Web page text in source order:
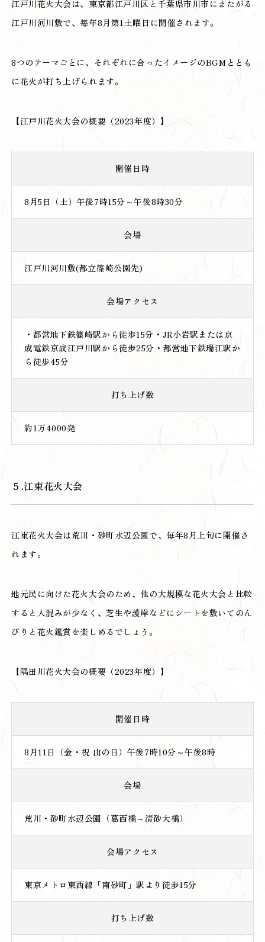
江戸川花火大会は、東京都江戸川区と千葉県市川市にまたがる
江戸川河川敷で、毎年8月第1土曜日に開催されます。
8つのテーマごとに、それぞれに合ったイメージのBGMととも
に花火が打ち上げられます。
【江戸川花火大会の概要（2023年度）】
開催日時
8月5日（土）午後7時15分～午後8時30分
会場
江戸川河川敷(都立篠崎公園先)
会場アクセス
・都営地下鉄篠崎駅から徒歩15分・JR小岩駅または京
成電鉄京成江戸川駅から徒歩25分・都営地下鉄瑞江駅か
ら徒歩45分
打ち上げ数
約1万4000発
５.江東花火大会
江東花火大会は荒川・砂町水辺公園で、毎年8月上旬に開催さ
れます。
地元民に向けた花火大会のため、他の大規模な花火大会と比較
すると人混みが少なく、芝生や護岸などにシートを敷いてのん
びりと花火鑑賞を楽しめるでしょう。
【隅田川花火大会の概要（2023年度）】
開催日時
8月11日（金・祝 山の日）午後7時10分～午後8時
会場
荒川・砂町水辺公園（葛西橋～清砂大橋）
会場アクセス
東京メトロ東西線「南砂町」駅より徒歩15分
打ち上げ数